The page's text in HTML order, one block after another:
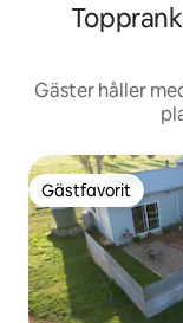
Gäster håller
Gästfavorit
Gästfavorit